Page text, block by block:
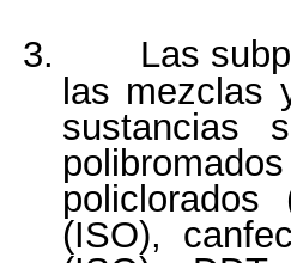
3.
Las
las mezclas
sustancias
policlorados
(ISO),